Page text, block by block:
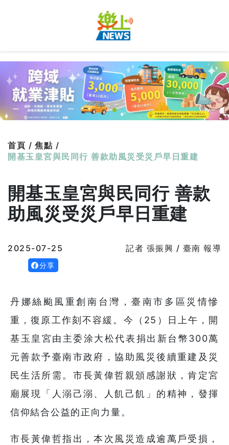
首頁 / 焦點 /
開基玉皇宮與民同行 善款助風災受災戶早日重建
開基玉皇宮與民同行 善款
助風災受災戶早日重建
2025-07-25 記者 張振興 / 臺南 報導
分享
丹娜絲颱風重創南台灣，臺南市多區災情慘
重，復原工作刻不容緩。今（25）日上午，開
基玉皇宮由主委涂大松代表捐出新台幣300萬
元善款予臺南市政府，協助風災後續重建及災
民生活所需。市長黃偉哲親頒感謝狀，肯定宮
廟展現「人溺己溺、人飢己飢」的精神，發揮
信仰結合公益的正向力量。
市長黃偉哲指出，本次風災造成逾萬戶受損，